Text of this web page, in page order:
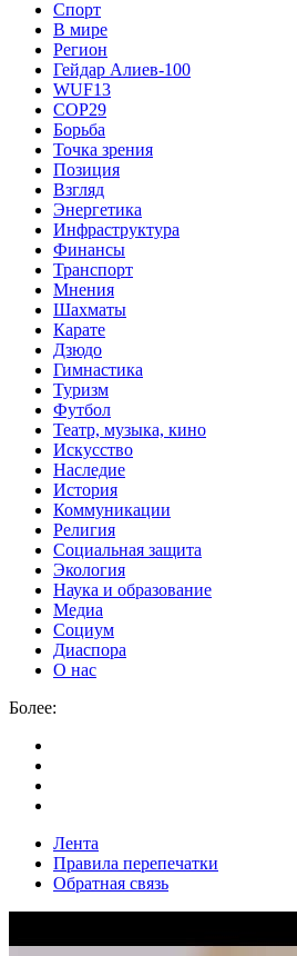
Спорт
В мире
Регион
Гейдар Алиев-100
WUF13
COP29
Борьба
Точка зрения
Позиция
Взгляд
Энергетика
Инфраструктура
Финансы
Транспорт
Мнения
Шахматы
Карате
Дзюдо
Гимнастика
Туризм
Футбол
Театр, музыка, кино
Искусство
Наследие
История
Коммуникации
Религия
Социальная защита
Экология
Наука и образование
Медиа
Социум
Диаспора
О нас
Более:
Лента
Правила перепечатки
Обратная связь